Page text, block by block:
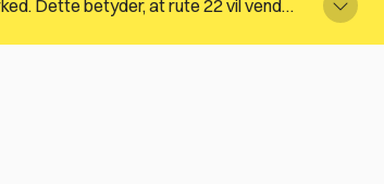
Stoppestedet i Arnager på rute 22 betjenes ikke søndag den 9. august 2026 kl. 11:33 og kl. 13:33 grundet afvikling af loppemarked. Dette betyder, at rute 22 vil vende i lufthavnen. BAT henviser til Rejseplanen for information